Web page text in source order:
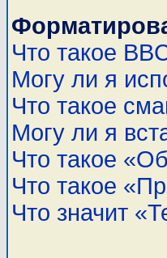
Что такое
Могу ли я
Что такое
Могу ли я
Что такое
Что такое
Что значит